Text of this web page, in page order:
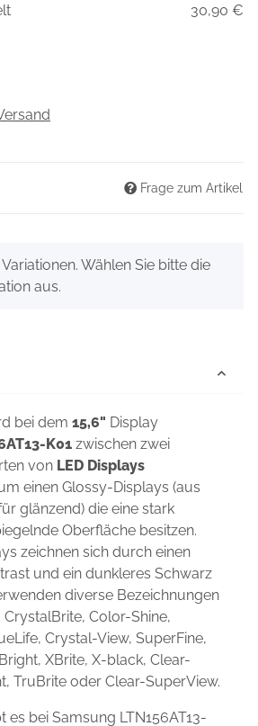
30,90 €
Frage zum Artikel
Wählen Sie bitte die
aus.
bei dem 15,6" Display
K01 zwischen zwei
von LED Displays
einen Glossy-Displays (aus
glänzend) die eine stark
Oberfläche besitzen.
zeichnen sich durch einen
und ein dunkleres Schwarz
diverse Bezeichnungen
Color-Shine,
Crystal-View, SuperFine,
XBrite, X-black, Clear-
TruBrite oder Clear-SuperView.
es bei Samsung LTN156AT13-